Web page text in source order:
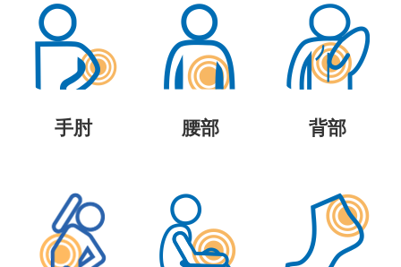
手肘 腰部 背部